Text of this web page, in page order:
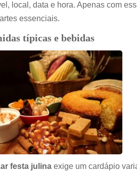
local, data e hora. Apenas com
essenciais.
típicas e bebidas
festa julina exige um cardápio